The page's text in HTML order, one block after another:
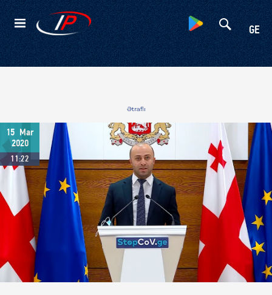
GE
Kateqoriyalar
Ətraflı
15
Mar
2020
11:22